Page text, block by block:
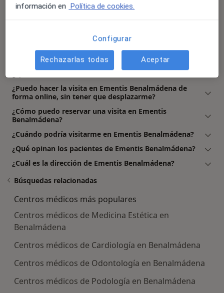
¿Qué especialidades trata Ementis Benalmádena en
Ementis Benalmádena cuenta con un amplio equipo
en Benalmádena que cubre las siguientes
especialidades: Psicología.
¿Puedo hacer la visita en Ementis Benalmádena de
forma online, sin tener que desplazarme?
¿Cómo puedo reservar una visita en Ementis
Benalmádena?
¿Cuándo podría visitarme en Ementis Benalmádena?
¿Qué opinan los pacientes de Ementis Benalmádena?
¿Cuál es la dirección de Ementis Benalmádena?
Búsquedas relacionadas
Centros médicos más populares
Centros médicos de Medicina Estética en
Benalmádena
Centros médicos de Cardiología en Benalmádena
Centros médicos de Odontología en Benalmádena
Centros médicos de Podología en Benalmádena
información en Política de cookies.
Configurar
Rechazarlas todas Aceptar